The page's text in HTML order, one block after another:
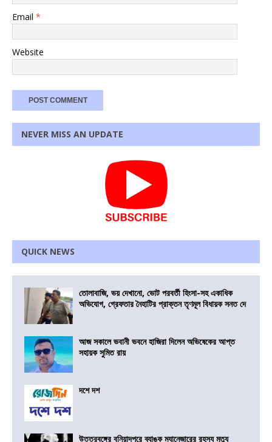
Email *
Website
NEVER MISS AN UPDATE
QUICK NEWS
তোলাবাজি, ভয় দেখানো, ভোট পরবর্তী হিংসা-সহ একাধিক
অভিযোগ, গ্রেফতার নৈহাটির প্রাক্তন তৃণমূল বিধায়ক সনত দে
আজ সকালে ভবানী ভবনে হাজিরা দিলেন অভিষেকের আপ্ত
সহায়ক সুমিত রায়
দশে দশ
উত্তরবঙ্গের বুনিয়াদপুরে ব্যাঙ্ক ম্যানেজারের রহস্য মৃত্যু